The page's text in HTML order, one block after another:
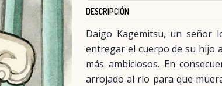
DESCRIPCIÓN
Daigo Kagemitsu, un señor
entregar el cuerpo de su hijo
más ambiciosos. En
arrojado al río para que